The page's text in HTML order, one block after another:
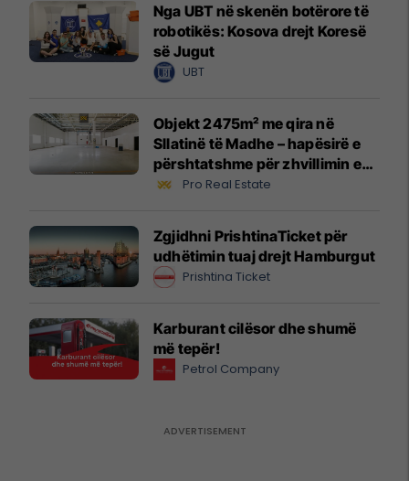
Nga UBT në skenën botërore të
robotikës: Kosova drejt Koresë
së Jugut
UBT
Objekt 2475m² me qira në
Sllatinë të Madhe – hapësirë e
përshtatshme për zhvillimin e
biznesit #16068
Pro Real Estate
Zgjidhni PrishtinaTicket për
udhëtimin tuaj drejt Hamburgut
Prishtina Ticket
Karburant cilësor dhe shumë
më tepër!
Petrol Company